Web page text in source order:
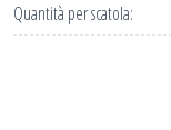
Quantità per scatola: